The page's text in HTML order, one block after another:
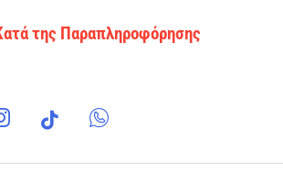
της Παραπληροφόρησης